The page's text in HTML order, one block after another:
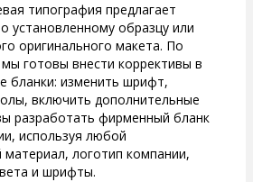
типография предлагает
установленному образцу или
оригинального макета. По
готовы внести коррективы в
бланки: изменить шрифт,
включить дополнительные
разработать фирменный бланк
используя любой
логотип компании,
и шрифты.